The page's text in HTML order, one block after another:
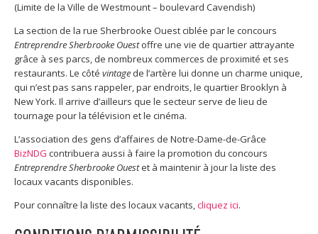
(Limite de la Ville de Westmount – boulevard Cavendish)
La section de la rue Sherbrooke Ouest ciblée par le concours
Entreprendre Sherbrooke Ouestoffre une vie de quartier attrayante
grâce à ses parcs, de nombreux commerces de proximité et ses
restaurants. Le côté vintage de l’artère lui donne un charme unique,
qui n’est pas sans rappeler, par endroits, le quartier Brooklyn à
New York. Il arrive d’ailleurs que le secteur serve de lieu de
tournage pour la télévision et le cinéma.
L’association des gens d’affaires de Notre-Dame-de-Grâce
BizNDG contribuera aussi à faire la promotion du concours
Entreprendre Sherbrooke Ouestet à maintenir à jour la liste des
locaux vacants disponibles.
Pour connaître la liste des locaux vacants,cliquez ici.